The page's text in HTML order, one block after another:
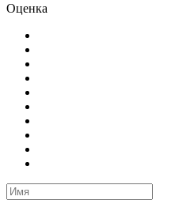
Оценка